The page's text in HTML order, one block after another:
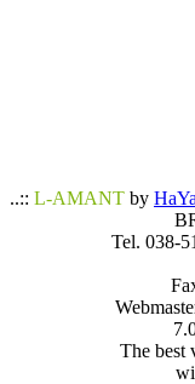
..:: L-AMANT by
Tel. 038-
The best